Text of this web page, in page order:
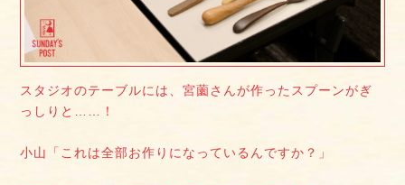
スタジオのテーブルには、宮薗さんが作ったスプーンがぎ
っしりと……！
小山「これは全部お作りになっているんですか？」